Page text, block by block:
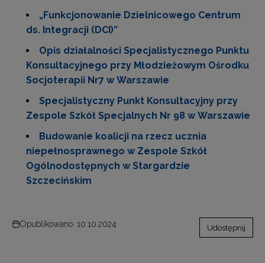
„Funkcjonowanie Dzielnicowego Centrum
ds. Integracji (DCI)”
Opis działalności Specjalistycznego Punktu
Konsultacyjnego przy Młodzieżowym Ośrodku
Socjoterapii Nr7 w Warszawie
Specjalistyczny Punkt Konsultacyjny przy
Zespole Szkół Specjalnych Nr 98 w Warszawie
Budowanie koalicji na rzecz ucznia
niepełnosprawnego w Zespole Szkół
Ogólnodostępnych w Stargardzie
Szczecińskim
Opublikowano: 10.10.2024 Udostępnij